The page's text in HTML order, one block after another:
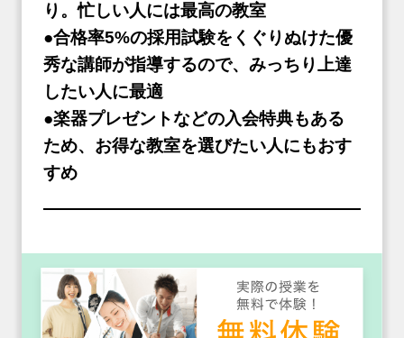
り。忙しい人には最高の教室
●合格率5%の採用試験をくぐりぬけた優
秀な講師が指導するので、みっちり上達
したい人に最適
●楽器プレゼントなどの入会特典もある
ため、お得な教室を選びたい人にもおす
すめ